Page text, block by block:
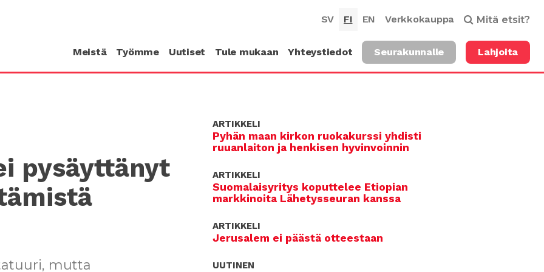
SV FI EN Verkkokauppa Mitä etsit?
Meistä Työmme Uutiset Tule mukaan Yhteystiedot Seurakunnalle Lahjoita
pysäyttänyt
mutta
ARTIKKELI
Pyhän maan kirkon ruokakurssi yhdisti
ruuanlaiton ja henkisen hyvinvoinnin
ARTIKKELI
Suomalaisyritys koputtelee Etiopian
markkinoita Lähetysseuran kanssa
ARTIKKELI
Jerusalem ei päästä otteestaan
UUTINEN